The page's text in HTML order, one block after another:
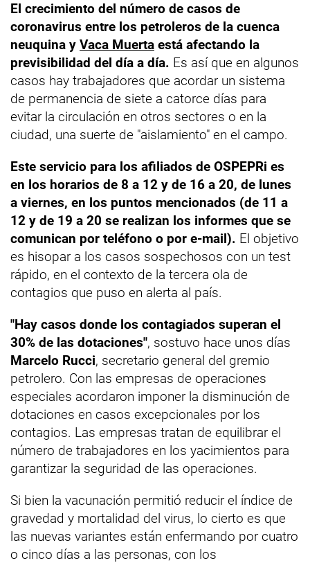
El crecimiento del número de casos de
coronavirus entre los petroleros de la cuenca
neuquina y Vaca Muerta está afectando la
previsibilidad del día a día. Es así que en algunos
casos hay trabajadores que acordar un sistema
de permanencia de siete a catorce días para
evitar la circulación en otros sectores o en la
ciudad, una suerte de "aislamiento" en el campo.
Este servicio para los afiliados de OSPEPRi es
en los horarios de 8 a 12 y de 16 a 20, de lunes
a viernes, en los puntos mencionados (de 11 a
12 y de 19 a 20 se realizan los informes que se
comunican por teléfono o por e-mail). El objetivo
es hisopar a los casos sospechosos con un test
rápido, en el contexto de la tercera ola de
contagios que puso en alerta al país.
"Hay casos donde los contagiados superan el
30% de las dotaciones", sostuvo hace unos días
Marcelo Rucci, secretario general del gremio
petrolero. Con las empresas de operaciones
especiales acordaron imponer la disminución de
dotaciones en casos excepcionales por los
contagios. Las empresas tratan de equilibrar el
número de trabajadores en los yacimientos para
garantizar la seguridad de las operaciones.
Si bien la vacunación permitió reducir el índice de
gravedad y mortalidad del virus, lo cierto es que
las nuevas variantes están enfermando por cuatro
o cinco días a las personas, con los